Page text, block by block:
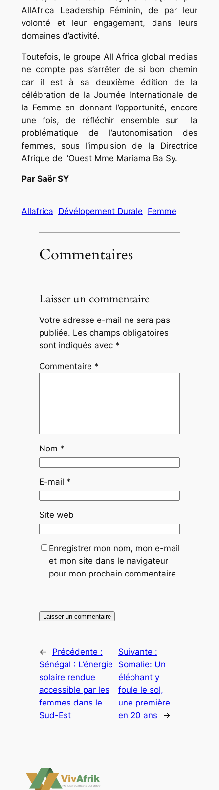
AllAfrica Leadership Féminin, de par leur
volonté et leur engagement, dans leurs
domaines d’activité.
Toutefois, le groupe All Africa global medias
ne compte pas s’arrêter de si bon chemin
car il est à sa deuxième édition de la
célébration de la Journée Internationale de
la Femme en donnant l’opportunité, encore
une fois, de réfléchir ensemble sur la
problématique de l’autonomisation des
femmes, sous l’impulsion de la Directrice
Afrique de l’Ouest Mme Mariama Ba Sy.
Par Saër SY
Allafrica Dévélopement Durale Femme
Commentaires
Laisser un commentaire
Votre adresse e-mail ne sera pas
publiée. Les champs obligatoires
sont indiqués avec *
Commentaire *
Nom *
E-mail *
Site web
Enregistrer mon nom, mon e-mail
et mon site dans le navigateur
pour mon prochain commentaire.
←
Précédente :
Sénégal : L’énergie
solaire rendue
accessible par les
femmes dans le
Sud-Est
Suivante :
Somalie: Un
éléphant y
foule le sol,
une première
en 20 ans
→